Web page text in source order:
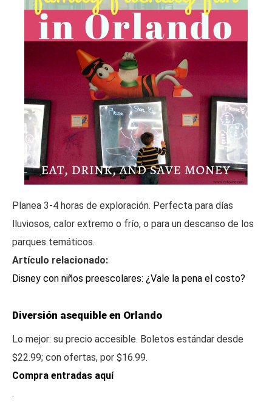
Planea 3-4 horas de exploración. Perfecta para días
lluviosos, calor extremo o frío, o para un descanso de los
parques temáticos.
Artículo relacionado:
Disney con niños preescolares: ¿Vale la pena el costo?
Diversión asequible en Orlando
Lo mejor: su precio accesible. Boletos estándar desde
$22.99; con ofertas, por $16.99.
Compra entradas aquí
.